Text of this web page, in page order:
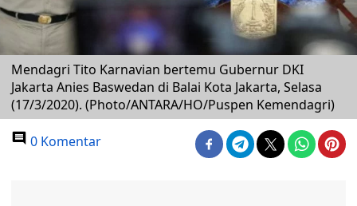
Mendagri Tito Karnavian bertemu Gubernur DKI
Jakarta Anies Baswedan di Balai Kota Jakarta, Selasa
(17/3/2020). (Photo/ANTARA/HO/Puspen Kemendagri)
0 Komentar